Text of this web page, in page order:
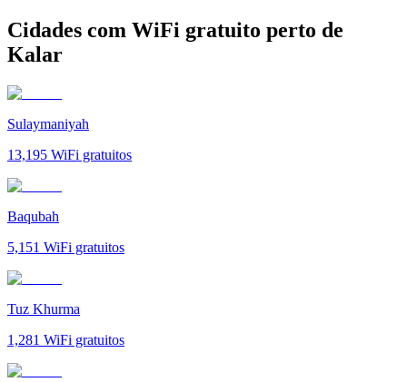
Cidades com WiFi gratuito perto de
Kalar
Sulaymaniyah
13,195 WiFi gratuitos
Baqubah
5,151 WiFi gratuitos
Tuz Khurma
1,281 WiFi gratuitos